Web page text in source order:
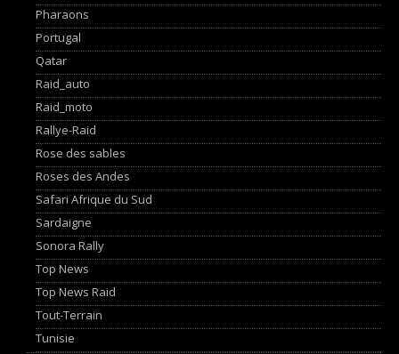
Pharaons
Portugal
Qatar
Raid_auto
Raid_moto
Rallye-Raid
Rose des sables
Roses des Andes
Safari Afrique du Sud
Sardaigne
Sonora Rally
Top News
Top News Raid
Tout-Terrain
Tunisie